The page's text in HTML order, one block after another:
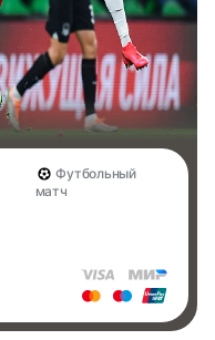
Футбольный
матч